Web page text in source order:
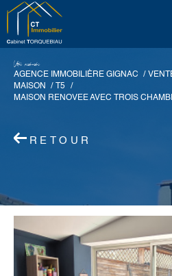
Vore recece
AGENCE IMMOBILIÈRE GIGNAC
MAISON
T5
MAISON RENOVEE AVEC TROIS
RETOUR